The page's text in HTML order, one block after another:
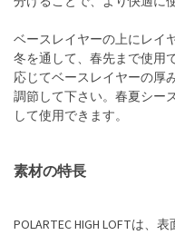
ベースレイヤーの上にレイ
冬を通して、春先まで使用
応じてベースレイヤーの厚
調節して下さい。春夏シー
して使用できます。
素材の特長
POLARTEC HIGH LOFTは